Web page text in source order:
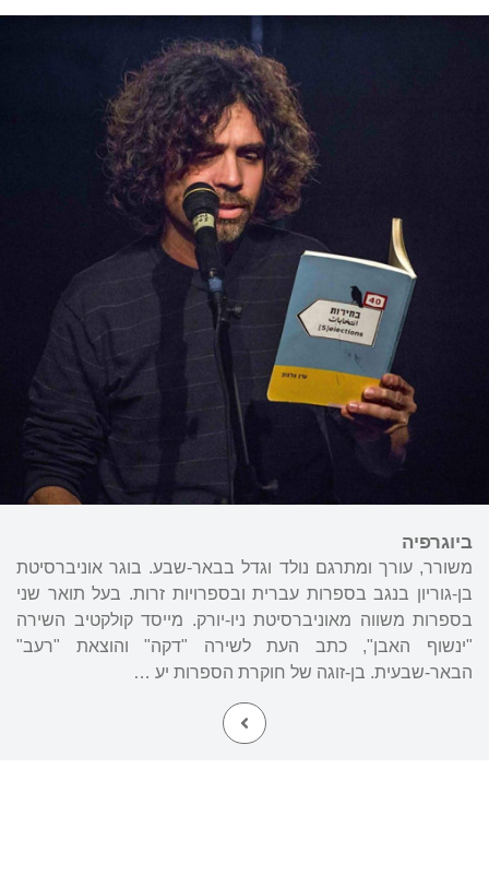
ביוגרפיה
משורר, עורך ומתרגם נולד וגדל בבאר-שבע. בוגר אוניברסיטת
בן-גוריון בנגב בספרות עברית ובספרויות זרות. בעל תואר שני
בספרות משווה מאוניברסיטת ניו-יורק. מייסד קולקטיב השירה
"ינשוף האבן", כתב העת לשירה "דקה" והוצאת "רעב"
הבאר-שבעית. בן-זוגה של חוקרת הספרות יע …